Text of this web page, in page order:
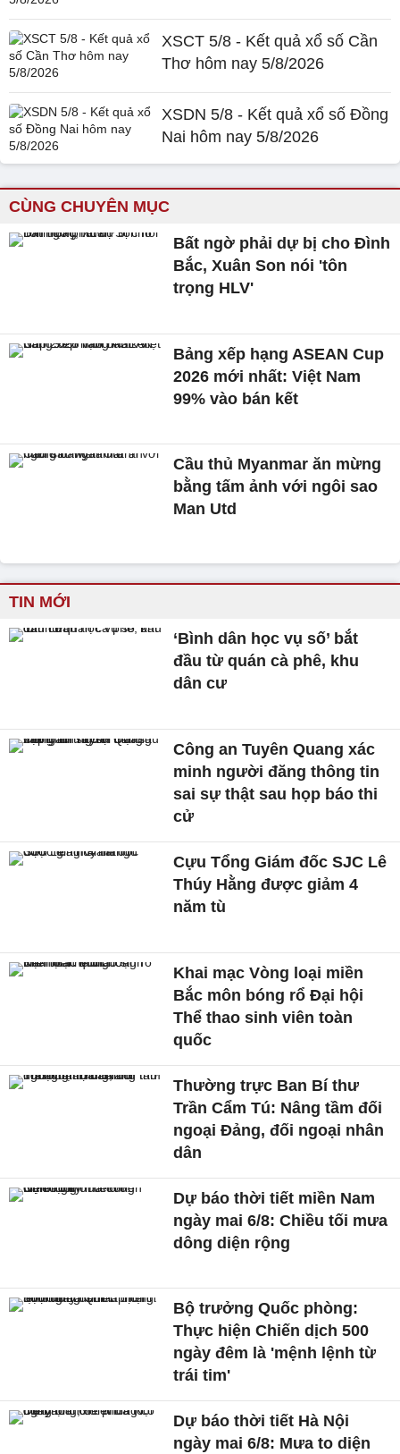
XSCT 5/8 - Kết quả xổ số Cần
Thơ hôm nay 5/8/2026
XSDN 5/8 - Kết quả xổ số Đồng
Nai hôm nay 5/8/2026
CÙNG CHUYÊN MỤC
Bất ngờ phải dự bị cho Đình
Bắc, Xuân Son nói 'tôn
trọng HLV'
Bảng xếp hạng ASEAN Cup
2026 mới nhất: Việt Nam
99% vào bán kết
Cầu thủ Myanmar ăn mừng
bằng tấm ảnh với ngôi sao
Man Utd
TIN MỚI
‘Bình dân học vụ số’ bắt
đầu từ quán cà phê, khu
dân cư
Công an Tuyên Quang xác
minh người đăng thông tin
sai sự thật sau họp báo thi
cử
Cựu Tổng Giám đốc SJC Lê
Thúy Hằng được giảm 4
năm tù
Khai mạc Vòng loại miền
Bắc môn bóng rổ Đại hội
Thể thao sinh viên toàn
quốc
Thường trực Ban Bí thư
Trần Cẩm Tú: Nâng tầm đối
ngoại Đảng, đối ngoại nhân
dân
Dự báo thời tiết miền Nam
ngày mai 6/8: Chiều tối mưa
dông diện rộng
Bộ trưởng Quốc phòng:
Thực hiện Chiến dịch 500
ngày đêm là 'mệnh lệnh từ
trái tim'
Dự báo thời tiết Hà Nội
ngày mai 6/8: Mưa to diện